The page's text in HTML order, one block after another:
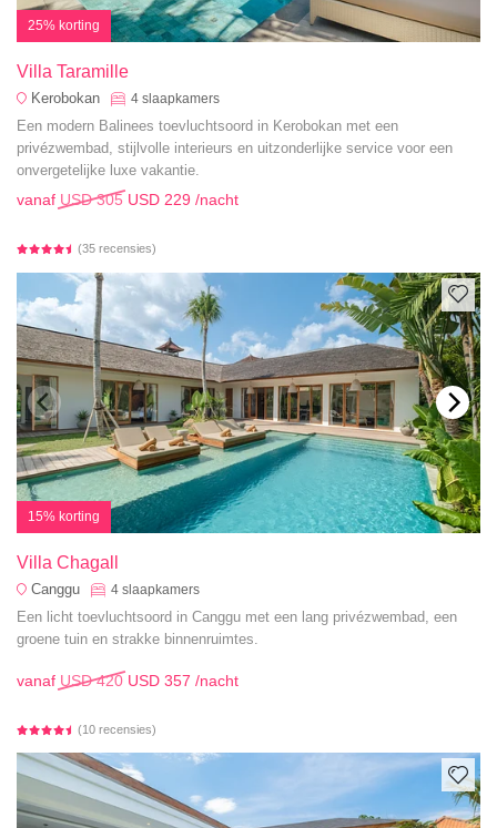
25% korting
Villa Taramille
Kerobokan 4 slaapkamers
Een modern Balinees toevluchtsoord in Kerobokan met een
privézwembad, stijlvolle interieurs en uitzonderlijke service voor een
onvergetelijke luxe vakantie.
vanaf USD 305 USD 229 /nacht
(35 recensies)
15% korting
Villa Chagall
Canggu 4 slaapkamers
Een licht toevluchtsoord in Canggu met een lang privézwembad, een
groene tuin en strakke binnenruimtes.
vanaf USD 420 USD 357 /nacht
(10 recensies)